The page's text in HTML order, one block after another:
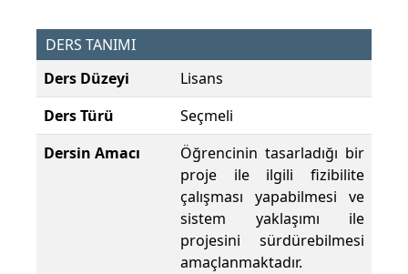
DERS TANIMI
Ders Düzeyi
Lisans
Ders Türü
Seçmeli
Dersin Amacı
Öğrencinin tasarladığı bir
proje ile ilgili fizibilite
çalışması yapabilmesi ve
sistem yaklaşımı ile
projesini sürdürebilmesi
amaçlanmaktadır.